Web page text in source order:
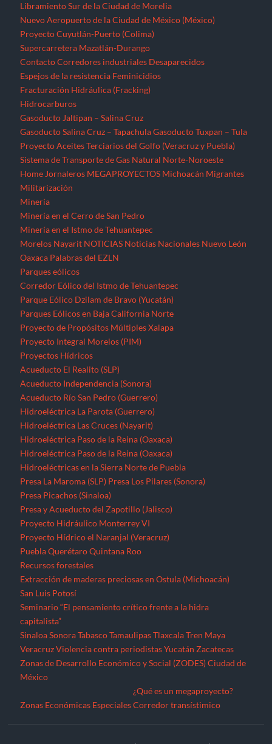
Libramiento Sur de la Ciudad de Morelia
Nuevo Aeropuerto de la Ciudad de México (México)
Proyecto Cuyutlán-Puerto (Colima)
Supercarretera Mazatlán-Durango
Contacto Corredores industriales Desaparecidos
Espejos de la resistencia Feminicidios
Fracturación Hidráulica (Fracking)
Hidrocarburos
Gasoducto Jaltipan – Salina Cruz
Gasoducto Salina Cruz – Tapachula Gasoducto Tuxpan – Tula
Proyecto Aceites Terciarios del Golfo (Veracruz y Puebla)
Sistema de Transporte de Gas Natural Norte-Noroeste
Home Jornaleros MEGAPROYECTOS Michoacán Migrantes
Militarización
Minería
Minería en el Cerro de San Pedro
Minería en el Istmo de Tehuantepec
Morelos Nayarit NOTICIAS Noticias Nacionales Nuevo León
Oaxaca Palabras del EZLN
Parques eólicos
Corredor Eólico del Istmo de Tehuantepec
Parque Eólico Dzilam de Bravo (Yucatán)
Parques Eólicos en Baja California Norte
Proyecto de Propósitos Múltiples Xalapa
Proyecto Integral Morelos (PIM)
Proyectos Hídricos
Acueducto El Realito (SLP)
Acueducto Independencia (Sonora)
Acueducto Río San Pedro (Guerrero)
Hidroeléctrica La Parota (Guerrero)
Hidroeléctrica Las Cruces (Nayarit)
Hidroeléctrica Paso de la Reina (Oaxaca)
Hidroeléctrica Paso de la Reina (Oaxaca)
Hidroeléctricas en la Sierra Norte de Puebla
Presa La Maroma (SLP) Presa Los Pilares (Sonora)
Presa Picachos (Sinaloa)
Presa y Acueducto del Zapotillo (Jalisco)
Proyecto Hidráulico Monterrey VI
Proyecto Hídrico el Naranjal (Veracruz)
Puebla Querétaro Quintana Roo
Recursos forestales
Extracción de maderas preciosas en Ostula (Michoacán)
San Luis Potosí
Seminario “El pensamiento crítico frente a la hidra
capitalista”
Sinaloa Sonora Tabasco Tamaulipas Tlaxcala Tren Maya
Veracruz Violencia contra periodistas Yucatán Zacatecas
Zonas de Desarrollo Económico y Social (ZODES) Ciudad de
México
Zonas Económicas Especiales
¿Qué es un megaproyecto?
Corredor transístimico